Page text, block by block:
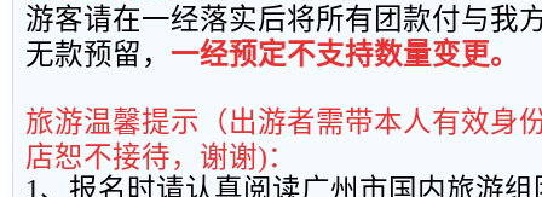
游客请在一经落实后将所有团款付与我
无款预留， 一经预定不支持数量变更。
旅游温馨提示（出游者需带本人有效身
店恕不接待，谢谢)：
1、报名时请认真阅读广州市国内旅游